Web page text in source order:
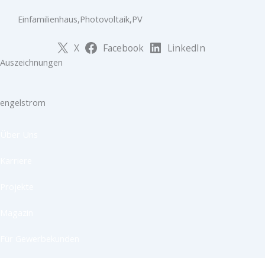
Einfamilienhaus,Photovoltaik,PV
X Facebook LinkedIn
Auszeichnungen
engelstrom